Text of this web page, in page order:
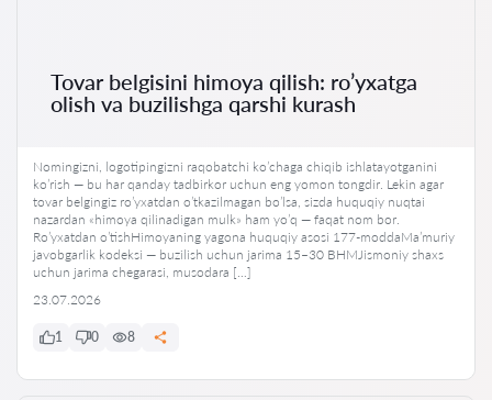
Tovar belgisini himoya qilish: ro’yxatga
olish va buzilishga qarshi kurash
Nomingizni, logotipingizni raqobatchi ko’chaga chiqib ishlatayotganini
ko’rish — bu har qanday tadbirkor uchun eng yomon tongdir. Lekin agar
tovar belgingiz ro’yxatdan o’tkazilmagan bo’lsa, sizda huquqiy nuqtai
nazardan «himoya qilinadigan mulk» ham yo’q — faqat nom bor.
Ro’yxatdan o’tishHimoyaning yagona huquqiy asosi 177-moddaMa’muriy
javobgarlik kodeksi — buzilish uchun jarima 15–30 BHMJismoniy shaxs
uchun jarima chegarasi, musodara […]
23.07.2026
1 0 8